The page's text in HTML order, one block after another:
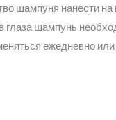
шампуня нанести
глаза шампунь
ежедневно или